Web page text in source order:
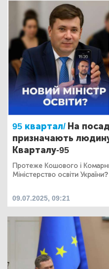
95 квартал/ На
призначають
Кварталу-95
Протеже Кошового і
Міністерство освіти України?
09.07.2025, 09:21